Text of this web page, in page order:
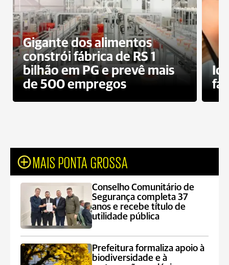
Gigante dos alimentos
constrói fábrica de RS 1
bilhão em PG e prevê mais
de 500 empregos
MAIS PONTA GROSSA
Conselho Comunitário de
Segurança completa 37
anos e recebe título de
utilidade pública
Prefeitura formaliza apoio à
biodiversidade e à